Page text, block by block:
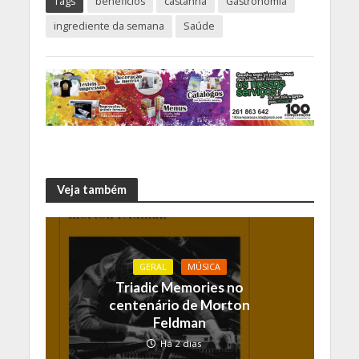
ingrediente da semana
Saúde
Veja também
GERAL MÚSICA
Triadic Memories no
centenário de Morton
Feldman
Há 2 dias